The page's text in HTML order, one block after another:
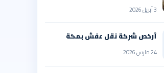
3 أبريل 2026
أرخص شركة نقل عفش بمكة
24 مارس 2026